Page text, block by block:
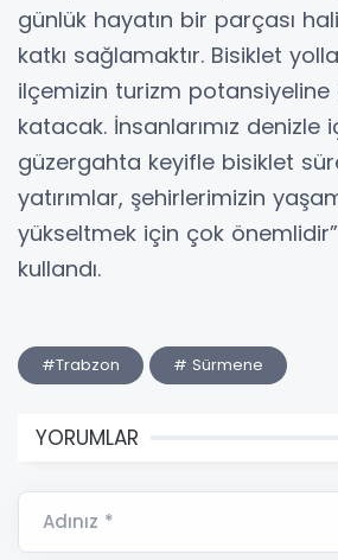
günlük hayatın bir parçası
katkı sağlamaktır. Bisiklet
ilçemizin turizm
katacak. İnsanlarımız denizle
güzergahta keyifle bisiklet
yatırımlar, şehirlerimizin
yükseltmek için çok
kullandı.
#Trabzon # Sürmene
YORUMLAR
Adınız *